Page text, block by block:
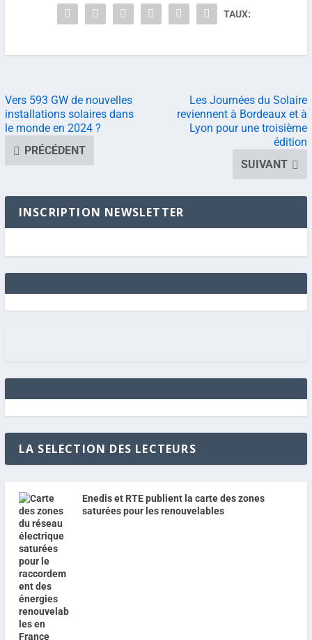
TAUX:
Vers 593 GW de nouvelles
installations solaires dans
le monde en 2024 ?
PRÉCÉDENT
Les Journées du Solaire
reviennent à Bordeaux et à
Lyon pour une troisième
édition
SUIVANT
INSCRIPTION NEWSLETTER
LA SELECTION DES LECTEURS
Enedis et RTE publient la carte des zones
saturées pour les renouvelables